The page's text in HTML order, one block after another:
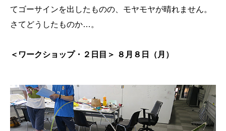
てゴーサインを出したものの、モヤモヤが晴れません。
さてどうしたものか…。
＜ワークショップ・２日目＞ ８月８日（月）